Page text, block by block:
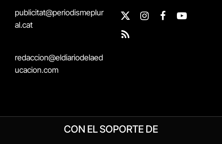
publicitat@periodismeplur
al.cat
redaccion@eldiariodelaed
ucacion.com
X
(Twitter)
InstagramFacebookYouTube
RSS
CON EL SOPORTE DE